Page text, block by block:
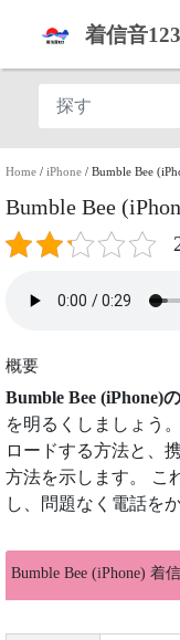
着信音123
Home / iPhone / Bumble Bee
Bumble Bee
概要
Bumble Bee (iPhone)
を明るくしましょう
ロードする方法と、
方法を示します。 こ
し、問題なく電話を
Bumble Bee (iPhone) 着